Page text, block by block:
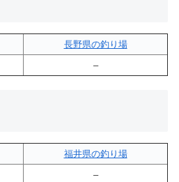
長野県の釣り場
–
福井県の釣り場
–